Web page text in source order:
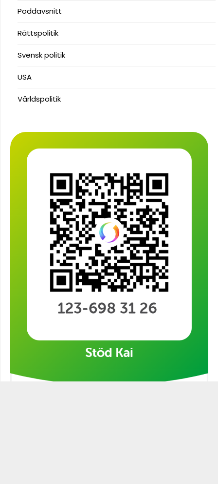
Poddavsnitt
Rättspolitik
Svensk politik
USA
Världspolitik